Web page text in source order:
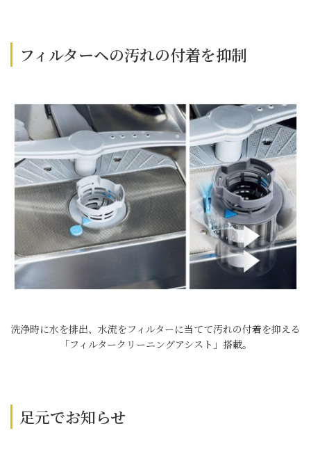
フィルターヘの汚れの付着を抑制
洗浄時に水を排出、水流をフィルターに当てて汚れの付着を抑える
「フィルタークリーニングアシスト」搭載。
足元でお知らせ